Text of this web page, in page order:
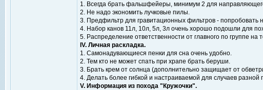
1. Всегда брать фальшфейеры, минимум 2 для
2. Не надо экономить лучковые пилы.
3. Предфильтр для гравитационных фильтров - попробовать
4. Набор канов 11л, 10л, 5л, 3л очень хорошо подошли для
5. Распределение ответственности от главного по группе на
IV. Личная раскладка.
1. Самонадувающиеся пенки для сна очень удобно.
2. Тем кто не может спать при храпе брать беруши.
3. Брать крем от солнца (дополнительно защищает от
4. Делать более гибкой и настраиваемой для случаев разной
V. Информация из похода "Кружочки".